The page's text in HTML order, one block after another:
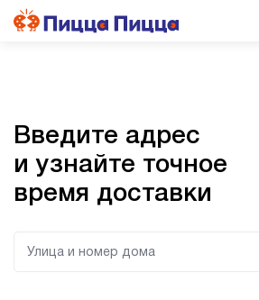
Введите адрес
и узнайте точное
время доставки
Улица и номер дома